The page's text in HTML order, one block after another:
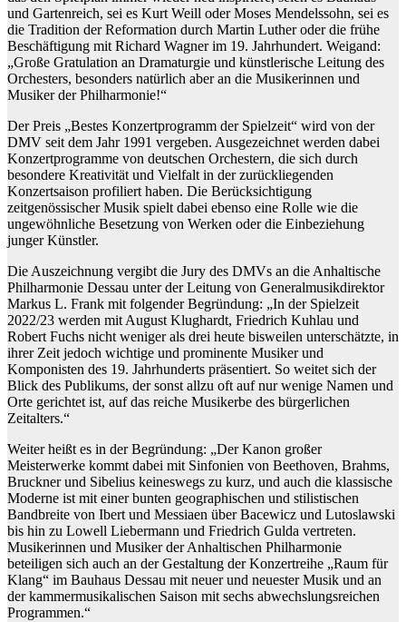
und Gartenreich, sei es Kurt Weill oder Moses Mendelssohn, sei es
die Tradition der Reformation durch Martin Luther oder die frühe
Beschäftigung mit Richard Wagner im 19. Jahrhundert. Weigand:
„Große Gratulation an Dramaturgie und künstlerische Leitung des
Orchesters, besonders natürlich aber an die Musikerinnen und
Musiker der Philharmonie!“
Der Preis „Bestes Konzertprogramm der Spielzeit“ wird von der
DMV seit dem Jahr 1991 vergeben. Ausgezeichnet werden dabei
Konzertprogramme von deutschen Orchestern, die sich durch
besondere Kreativität und Vielfalt in der zurückliegenden
Konzertsaison profiliert haben. Die Berücksichtigung
zeitgenössischer Musik spielt dabei ebenso eine Rolle wie die
ungewöhnliche Besetzung von Werken oder die Einbeziehung
junger Künstler.
Die Auszeichnung vergibt die Jury des DMVs an die Anhaltische
Philharmonie Dessau unter der Leitung von Generalmusikdirektor
Markus L. Frank mit folgender Begründung: „In der Spielzeit
2022/23 werden mit August Klughardt, Friedrich Kuhlau und
Robert Fuchs nicht weniger als drei heute bisweilen unterschätzte, in
ihrer Zeit jedoch wichtige und prominente Musiker und
Komponisten des 19. Jahrhunderts präsentiert. So weitet sich der
Blick des Publikums, der sonst allzu oft auf nur wenige Namen und
Orte gerichtet ist, auf das reiche Musikerbe des bürgerlichen
Zeitalters.“
Weiter heißt es in der Begründung: „Der Kanon großer
Meisterwerke kommt dabei mit Sinfonien von Beethoven, Brahms,
Bruckner und Sibelius keineswegs zu kurz, und auch die klassische
Moderne ist mit einer bunten geographischen und stilistischen
Bandbreite von Ibert und Messiaen über Bacewicz und Lutoslawski
bis hin zu Lowell Liebermann und Friedrich Gulda vertreten.
Musikerinnen und Musiker der Anhaltischen Philharmonie
beteiligen sich auch an der Gestaltung der Konzertreihe „Raum für
Klang“ im Bauhaus Dessau mit neuer und neuester Musik und an
der kammermusikalischen Saison mit sechs abwechslungsreichen
Programmen.“